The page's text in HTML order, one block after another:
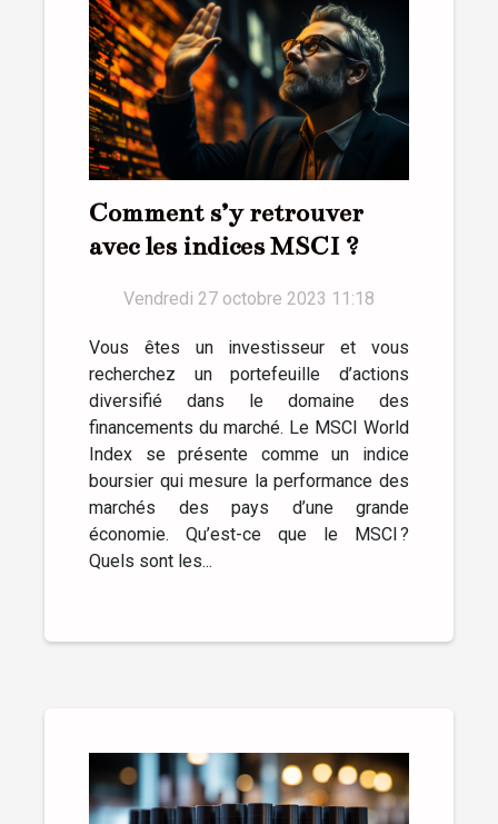
Comment s’y retrouver
avec les indices MSCI ?
Vendredi 27 octobre 2023 11:18
Vous êtes un investisseur et vous
recherchez un portefeuille d’actions
diversifié dans le domaine des
financements du marché. Le MSCI World
Index se présente comme un indice
boursier qui mesure la performance des
marchés des pays d’une grande
économie. Qu’est-ce que le MSCI ?
Quels sont les...